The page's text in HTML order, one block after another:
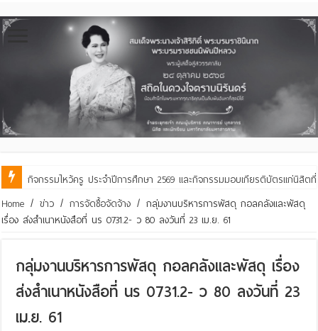
กิจกรรมไหว้ครู ประจำปีการศึกษา 2569 และกิจกรรมมอบเกียรติบัตรแก่นิสิ
คณะสิ่งแวดล้อมฯ มมส ร่วมสืบสานประเพณีฮีตเดือน ๘ ถวายเทียนพรรษา ๒
Home / ข่าว / การจัดซื้อจัดจ้าง / กลุ่มงานบริหารการพัสดุ กอลคลังและพัสดุ
เรื่อง ส่งสำเนาหนังสือที่ นร 0731.2- ว 80 ลงวันที่ 23 เม.ย. 61
กลุ่มงานบริหารการพัสดุ กอลคลังและพัสดุ เรื่อง
ส่งสำเนาหนังสือที่ นร 0731.2- ว 80 ลงวันที่ 23
เม.ย. 61